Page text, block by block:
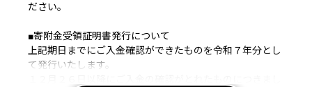
ださい。
■寄附金受領証明書発行について
上記期日までにご入金確認ができたものを令和７年分とし
て発行いたします。